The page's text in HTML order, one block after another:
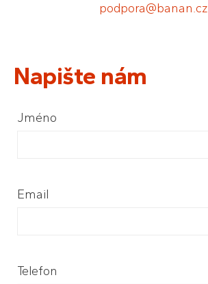
podpora@banan.cz
Napište nám
Jméno
Email
Telefon